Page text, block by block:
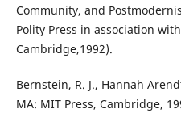
Community, and
Polity Press in association
Cambridge,1992).
Bernstein, R. J., Hannah
MA: MIT Press, Cambridge,